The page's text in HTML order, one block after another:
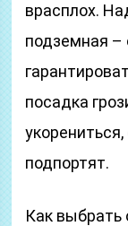
врасплох.
подземная –
посадка
подпортят.
Как выбрать